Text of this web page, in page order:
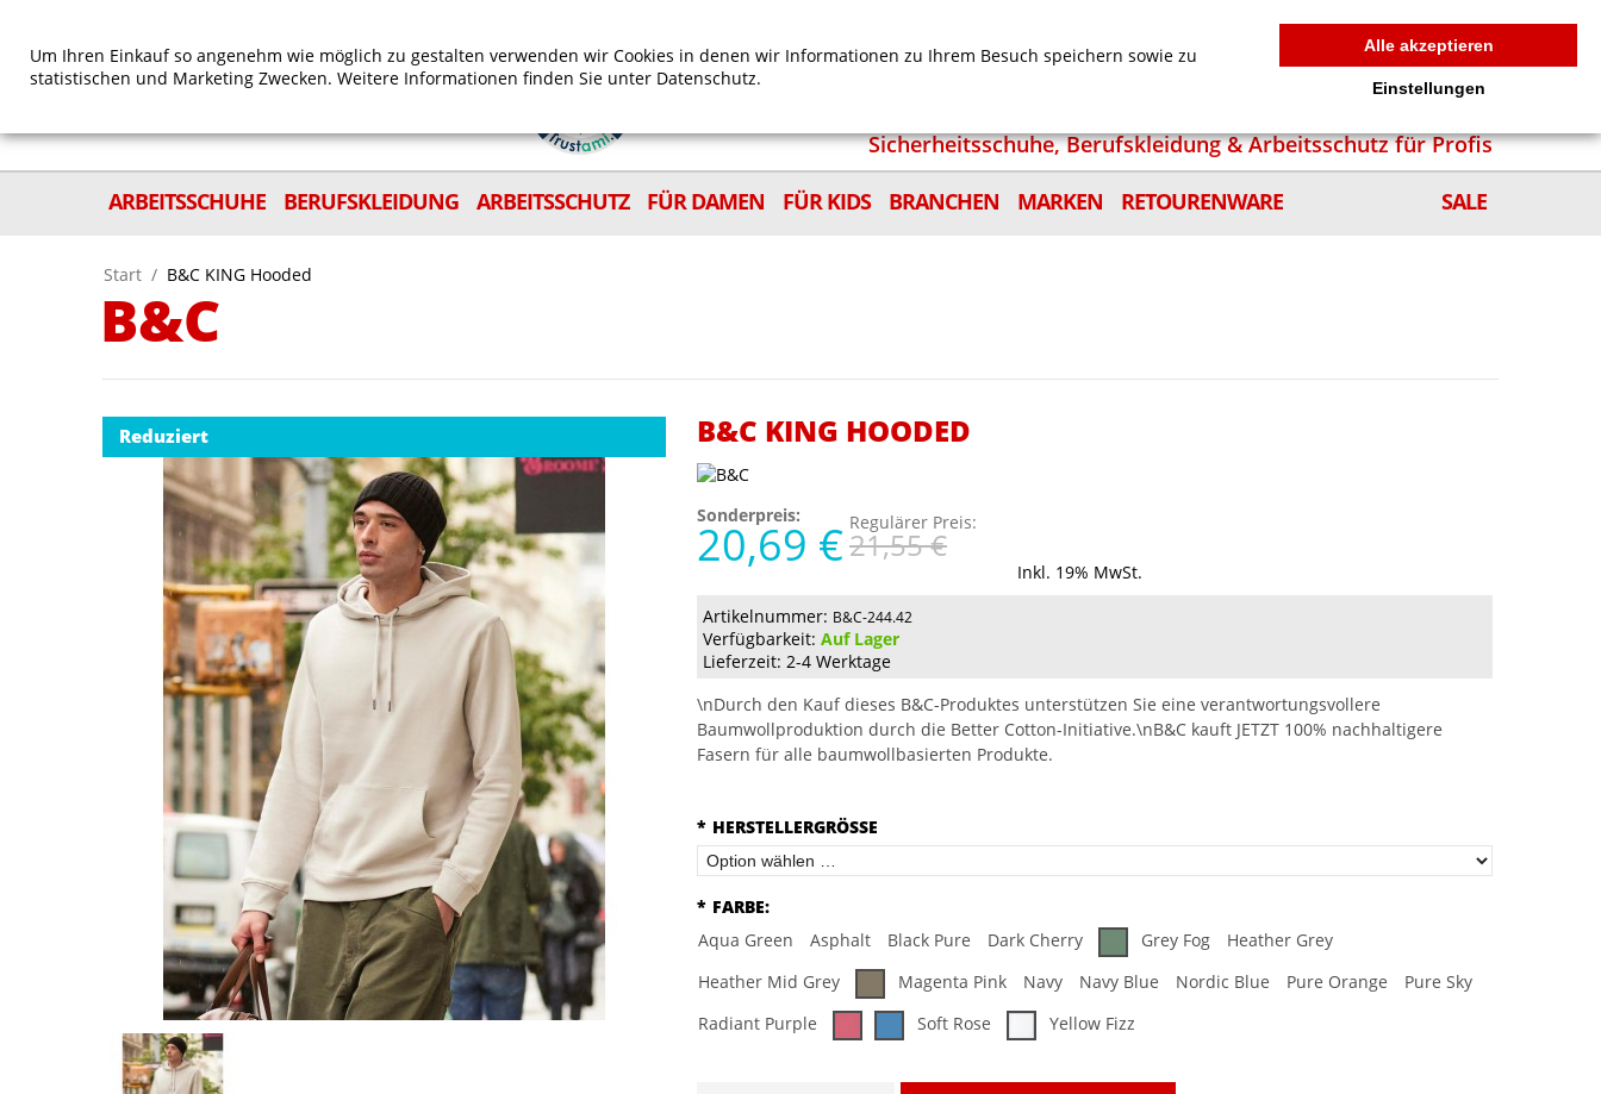
MEIN WARENKORB 0
Sicherheitsschuhe, Berufskleidung & Arbeitsschutz für Profis
ARBEITSSCHUHE
BERUFSKLEIDUNG ARBEITSSCHUTZ FÜR DAMEN FÜR KIDS BRANCHEN MARKEN RETOURENWARE SALE
Start / B&C KING Hooded
B&C
Reduziert B&C KING HOODED
Sonderpreis:
20,69 € Regulärer Preis:
21,55 €
Inkl. 19% MwSt.
Artikelnummer: B&C-244.42
Verfügbarkeit: Auf Lager
Lieferzeit: 2-4 Werktage
\nDurch den Kauf dieses B&C-Produktes unterstützen Sie eine verantwortungsvollere
Baumwollproduktion durch die Better Cotton-Initiative.\nB&C kauft JETZT 100% nachhaltigere
Fasern für alle baumwollbasierten Produkte.
* HERSTELLERGRÖSSE
* FARBE:
Aqua Green
Asphalt Black Pure Dark Cherry Grey Fog
Heather Grey
Heather Mid Grey
Magenta Pink Navy Navy Blue Nordic Blue Pure Orange
Pure Sky
Radiant Purple
Soft Rose Yellow Fizz
Um Ihren Einkauf so angenehm wie möglich zu gestalten verwenden wir Cookies in denen wir Informationen zu Ihrem Besuch speichern sowie zu
statistischen und Marketing Zwecken. Weitere Informationen finden Sie unter Datenschutz.
Alle akzeptieren
Einstellungen